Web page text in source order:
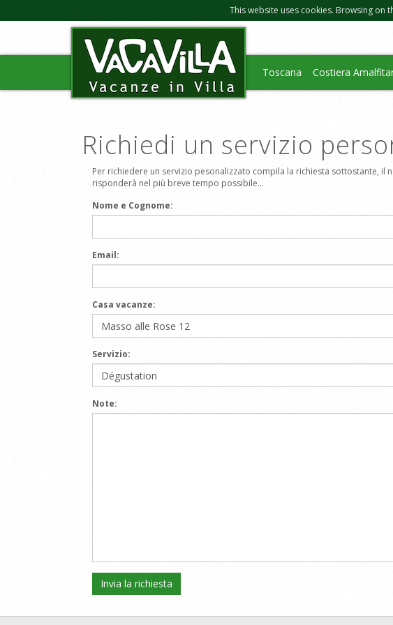
This website uses cookies. Browsing on
Toscana Costiera
Richiedi un servizio
Per richiedere un servizio pesonalizzato compila la richiesta sottostante, il
risponderà nel più breve tempo possibile...
Nome e Cognome:
Email:
Casa vacanze:
Servizio:
Note: